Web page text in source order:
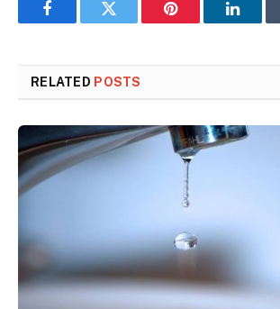
FacebookTwitter Pinterest
RELATED POSTS